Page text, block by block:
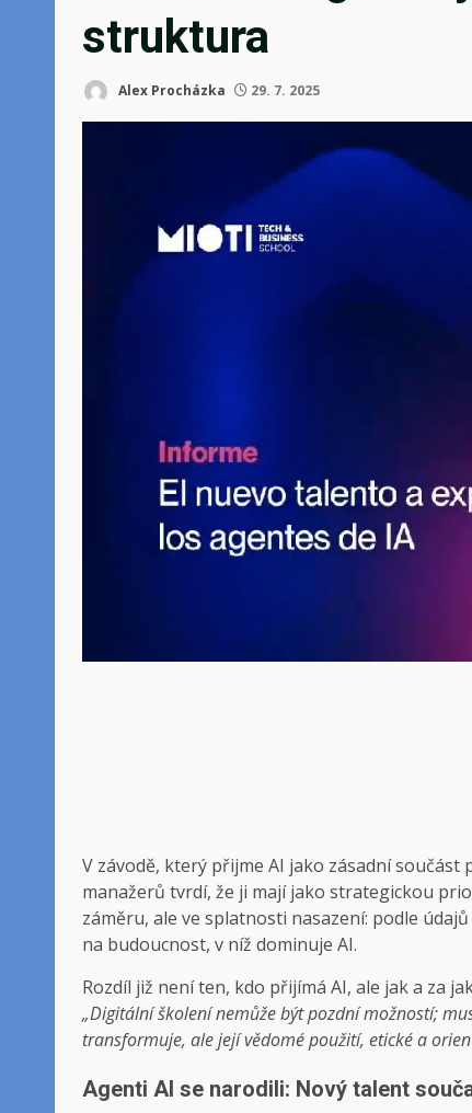
struktura
Alex Procházka 29. 7. 2025
V závodě, který přijme AI jako zásadní součást
manažerů tvrdí, že ji mají jako strategickou
záměru, ale ve splatnosti nasazení: podle
na budoucnost, v níž dominuje AI.
Rozdíl již není ten, kdo přijímá AI, ale jak a za
„Digitální školení nemůže být pozdní možností;
transformuje, ale její vědomé použití, etické a
Agenti AI se narodili: Nový talent